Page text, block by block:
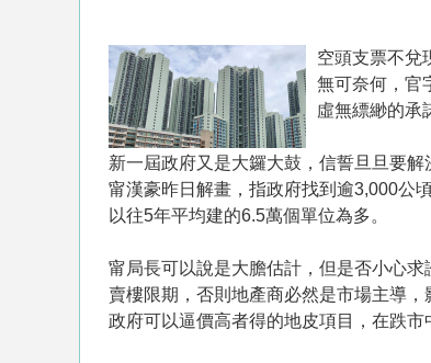
空頭支票不兌
無可奈何，官
虛無縹緲的承
新一屆政府又是大鑼大鼓，信誓旦旦要
甯漢豪昨日解畫，指政府找到逾3,000公
以往5年平均建的6.5萬個單位為多。
甯局長可以說是大膽估計，但是否小心
賣樓限期，否則地產商必然是市場主導
政府可以逼價高者得的地皮項目，在跌